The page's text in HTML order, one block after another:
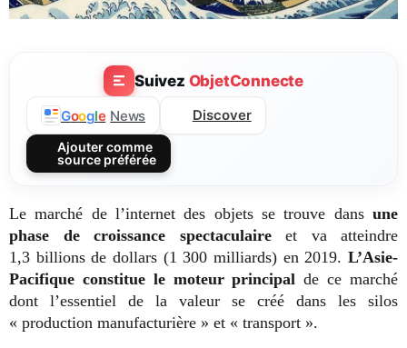
Suivez ObjetConnecte
Google News Discover
Ajouter comme
source préférée
Le marché de l’internet des objets se trouve dans une
phase de croissance spectaculaireet va atteindre
1,3 billions de dollars (1 300 milliards) en 2019. L’Asie-
Pacifique constitue le moteur principal de ce marché
dont l’essentiel de la valeur se créé dans les silos
« production manufacturière » et « transport ».